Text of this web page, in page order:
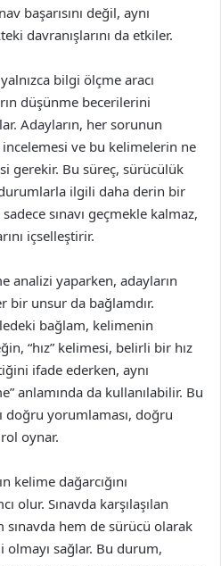
başarısını değil, aynı
davranışlarını da etkiler.
bilgi ölçme aracı
düşünme becerilerini
Adayların, her sorunun
ve bu kelimelerin ne
gerekir. Bu süreç, sürücülük
durumlarla ilgili daha derin bir
sınavı geçmekle kalmaz,
içselleştirir.
analizi yaparken, adayların
bir unsur da bağlamdır.
bağlam, kelimenin
“hız” kelimesi, belirli bir hız
ifade ederken, aynı
anlamında da kullanılabilir. Bu
doğru yorumlaması, doğru
oynar.
kelime dağarcığını
olur. Sınavda karşılaşılan
hem de sürücü olarak
sağlar. Bu durum,